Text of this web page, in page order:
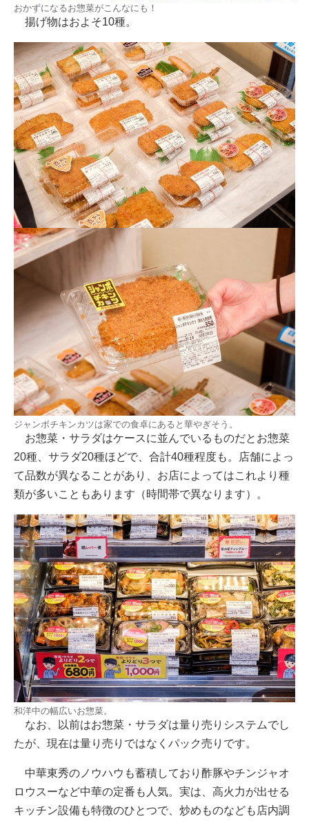
おかずになるお惣菜がこんなにも！
揚げ物はおよそ10種。
ジャンボチキンカツは家での食卓にあると華やぎそう。
お惣菜・サラダはケースに並んでいるものだとお惣菜
20種、サラダ20種ほどで、合計40種程度も。店舗によっ
て品数が異なることがあり、お店によってはこれより種
類が多いこともあります（時間帯で異なります）。
和洋中の幅広いお惣菜。
なお、以前はお惣菜・サラダは量り売りシステムでし
たが、現在は量り売りではなくパック売りです。
中華東秀のノウハウも蓄積しており酢豚やチンジャオ
ロウスーなど中華の定番も人気。実は、高火力が出せる
キッチン設備も特徴のひとつで、炒めものなども店内調